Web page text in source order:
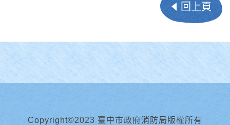
回上頁
Copyright©2023 臺中市政府消防局版權所有